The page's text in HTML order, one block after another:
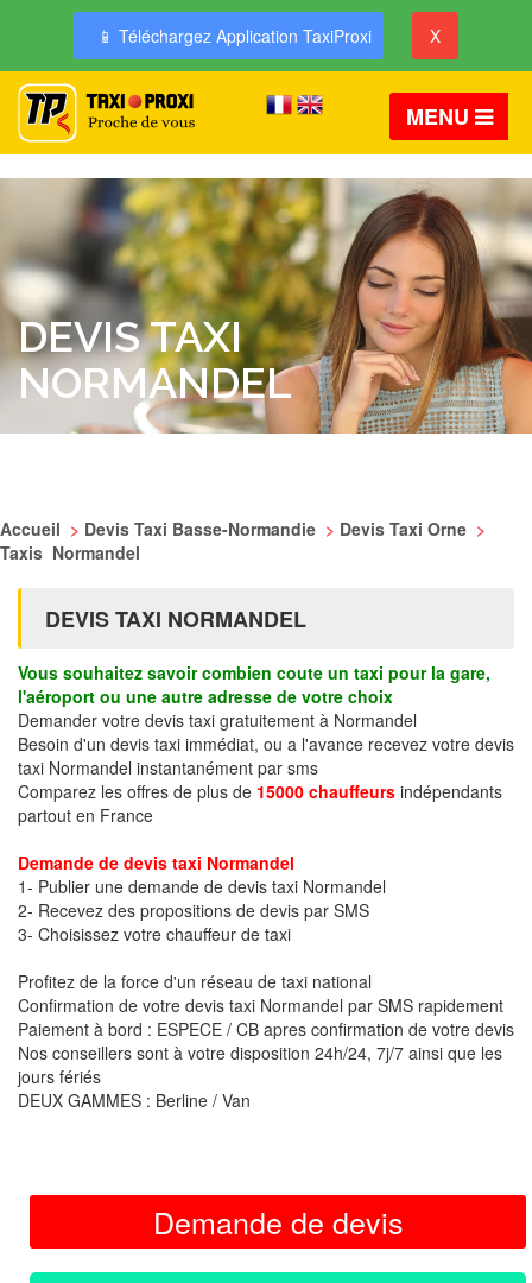
📱 Téléchargez Application TaxiProxi X
MENU
DEVIS TAXI
NORMANDEL
Accueil > Devis Taxi Basse-Normandie > Devis Taxi Orne >
Taxis Normandel
DEVIS TAXI NORMANDEL
Vous souhaitez savoir combien coute un taxi pour la gare,
l'aéroport ou une autre adresse de votre choix
Demander votre devis taxi gratuitement à Normandel
Besoin d'un devis taxi immédiat, ou a l'avance recevez votre devis
taxi Normandel instantanément par sms
Comparez les offres de plus de 15000 chauffeurs indépendants
partout en France
Demande de devis taxi Normandel
1- Publier une demande de devis taxi Normandel
2- Recevez des propositions de devis par SMS
3- Choisissez votre chauffeur de taxi
Profitez de la force d'un réseau de taxi national
Confirmation de votre devis taxi Normandel par SMS rapidement
Paiement à bord : ESPECE / CB apres confirmation de votre devis
Nos conseillers sont à votre disposition 24h/24, 7j/7 ainsi que les
jours fériés
DEUX GAMMES : Berline / Van
Demande de devis